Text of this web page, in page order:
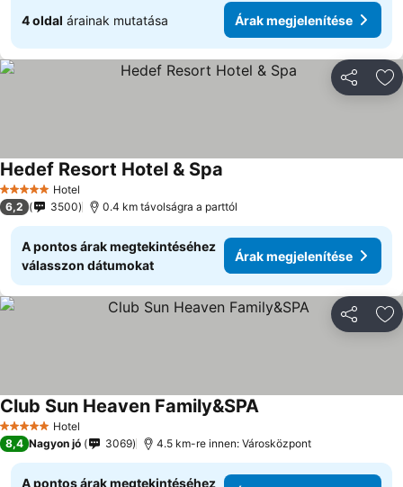
4 oldal árainak mutatása Árak megjelenítése
5 KategóriaHotel
Hedef Resort Hotel & Spa
6,2 3500 0.4 km távolságra a parttól
A pontos árak megtekintéséhez
válasszon dátumokat
Árak megjelenítése
5 KategóriaHotel
Club Sun Heaven Family&SPA
8,4 Nagyon jó 3069 4.5 km-re innen: Városközpont
A pontos árak megtekintéséhez